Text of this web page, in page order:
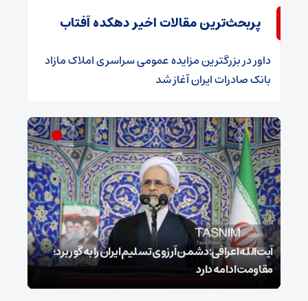
پربحث‌ترین مقالات اخیر دهکده آفتاب
داوردر​بزرگترین مزایده عمومی سراسری املاک مازاد
بانک صادرات ایران آغاز شد
آیت‌الله اعرافی:دشمن آرزوی تسلیم ایران را به گور برد؛
مقاومت ادامه دارد